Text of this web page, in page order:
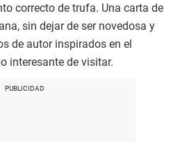
correcto de trufa. Una carta de
sin dejar de ser novedosa y
de autor inspirados en el
interesante de visitar.